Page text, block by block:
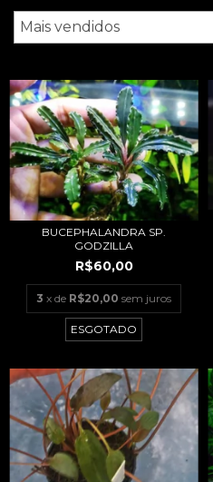
BUCEPHALANDRA SP.
GODZILLA
R$60,00
3 x de R$20,00 sem juros
ESGOTADO